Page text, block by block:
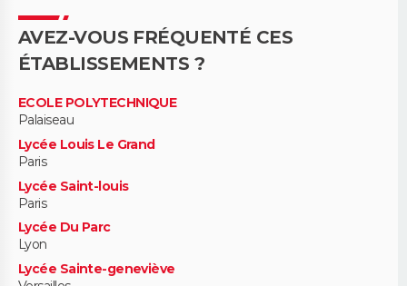
AVEZ-VOUS FRÉQUENTÉ CES
ÉTABLISSEMENTS ?
ECOLE POLYTECHNIQUE
Palaiseau
Lycée Louis Le Grand
Paris
Lycée Saint-louis
Paris
Lycée Du Parc
Lyon
Lycée Sainte-geneviève